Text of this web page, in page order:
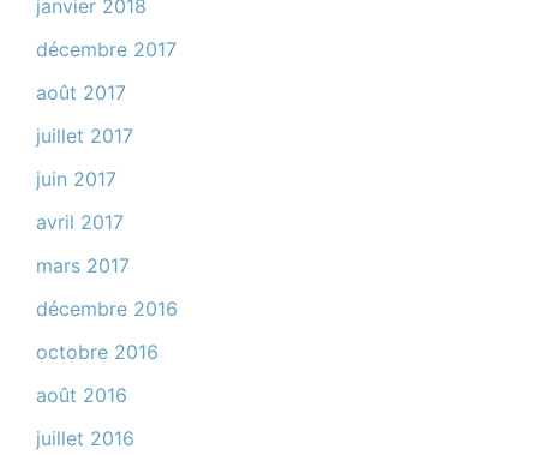
janvier 2018
décembre 2017
août 2017
juillet 2017
juin 2017
avril 2017
mars 2017
décembre 2016
octobre 2016
août 2016
juillet 2016